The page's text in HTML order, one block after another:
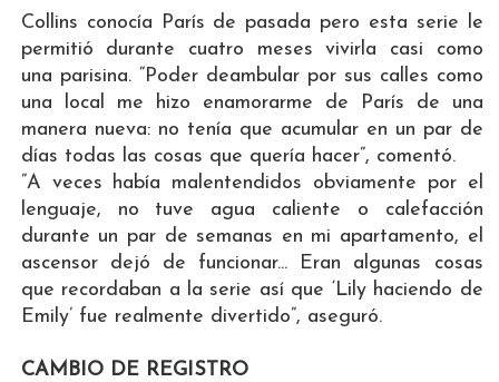
Collins conocía París de pasada pero esta serie le
permitió durante cuatro meses vivirla casi como
una parisina. “Poder deambular por sus calles como
una local me hizo enamorarme de París de una
manera nueva: no tenía que acumular en un par de
días todas las cosas que quería hacer”, comentó.
”A veces había malentendidos obviamente por el
lenguaje, no tuve agua caliente o calefacción
durante un par de semanas en mi apartamento, el
ascensor dejó de funcionar... Eran algunas cosas
que recordaban a la serie así que ‘Lily haciendo de
Emily’ fue realmente divertido”, aseguró.
CAMBIO DE REGISTRO